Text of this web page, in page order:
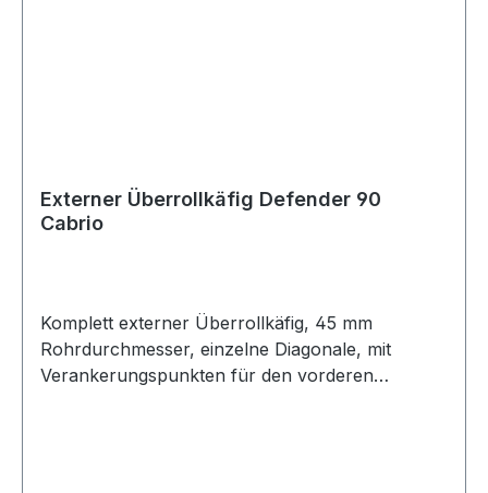
Externer Überrollkäfig Defender 90
Cabrio
Komplett externer Überrollkäfig, 45 mm
Rohrdurchmesser, einzelne Diagonale, mit
Verankerungspunkten für den vorderen